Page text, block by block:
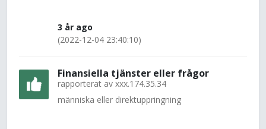
3 år ago
(2022-12-04 23:40:10)
Finansiella tjänster eller frågor
rapporterat av xxx.174.35.34
människa eller direktuppringning